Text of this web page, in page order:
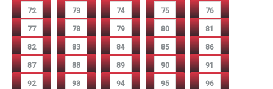
72 73 74 75 76
77 78 79 80 81
82 83 84 85 86
87 88 89 90 91
92 93 94 95 96